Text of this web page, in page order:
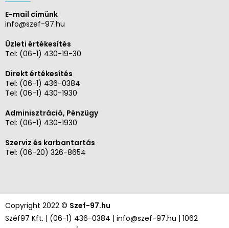
E-mail címünk
info@szef-97.hu
Üzleti értékesítés
Tel: (06-1) 430-19-30
Direkt értékesítés
Tel: (06-1) 436-0384
Tel: (06-1) 430-1930
Adminisztráció, Pénzügy
Tel: (06-1) 430-1930
Szerviz és karbantartás
Tel: (06-20) 326-8654
Copyright 2022 © Szef-97.hu
Széf97 Kft. | (06-1) 436-0384 | info@szef-97.hu | 1062